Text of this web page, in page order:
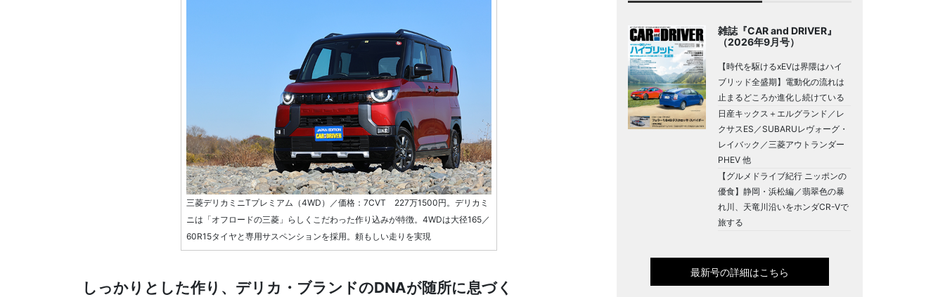
三菱デリカミニTプレミアム（4WD）／価格：7CVT 227万1500円。デリカミ
ニは「オフロードの三菱」らしくこだわった作り込みが特徴。4WDは大径165／
60R15タイヤと専用サスペンションを採用。頼もしい走りを実現
しっかりとした作り、デリカ・ブランドのDNAが随所に息づく
雑誌『CAR and DRIVER』
（2026年9月号）
【時代を駆けるxEVは界隈はハイ
ブリッド全盛期】電動化の流れは
止まるどころか進化し続けている
日産キックス＋エルグランド／レ
クサスES／SUBARUレヴォーグ・
レイバック／三菱アウトランダー
PHEV 他
【グルメドライブ紀行 ニッポンの
優食】静岡・浜松編／翡翠色の暴
れ川、天竜川沿いをホンダCR-Vで
旅する
最新号の詳細はこちら